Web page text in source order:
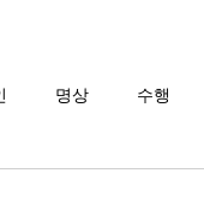
명상 수행